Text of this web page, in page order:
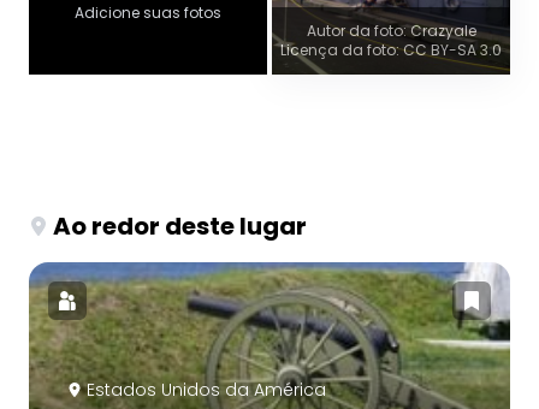
Adicione suas fotos
Autor da foto: Crazyale
Licença da foto: CC BY-SA 3.0
Ao redor deste lugar
Estados Unidos da América